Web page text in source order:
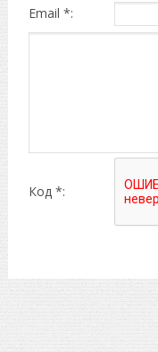
Email *:
Код *: